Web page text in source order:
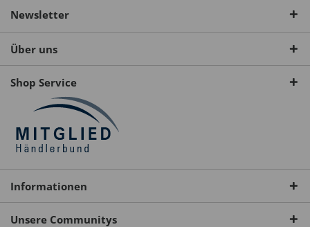
Newsletter
Über uns
Shop Service
Informationen
Unsere Communitys